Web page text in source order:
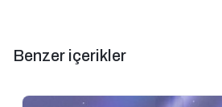
Benzer içerikler